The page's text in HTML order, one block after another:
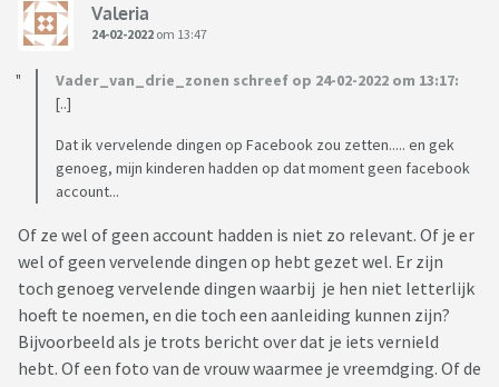
Valeria
24-02-2022 om 13:47
Vader_van_drie_zonen schreef op 24-02-2022 om 13:17:
[..]
Dat ik vervelende dingen op Facebook zou zetten..... en gek
genoeg, mijn kinderen hadden op dat moment geen facebook
account...
Of ze wel of geen account hadden is niet zo relevant. Of je er
wel of geen vervelende dingen op hebt gezet wel. Er zijn
toch genoeg vervelende dingen waarbij je hen niet letterlijk
hoeft te noemen, en die toch een aanleiding kunnen zijn?
Bijvoorbeeld als je trots bericht over dat je iets vernield
hebt. Of een foto van de vrouw waarmee je vreemdging. Of de